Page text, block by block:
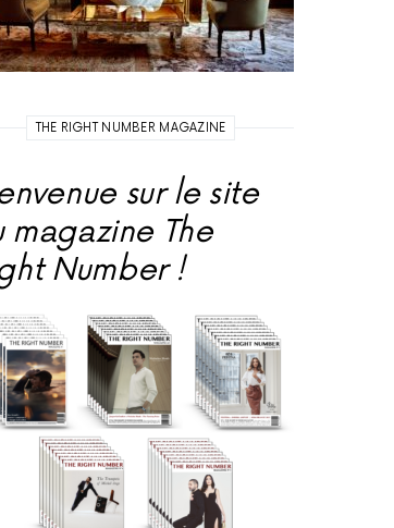
THE RIGHT NUMBER MAGAZINE
sur le site
magazine The
Number !